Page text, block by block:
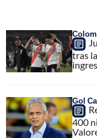
tras
Gol
400